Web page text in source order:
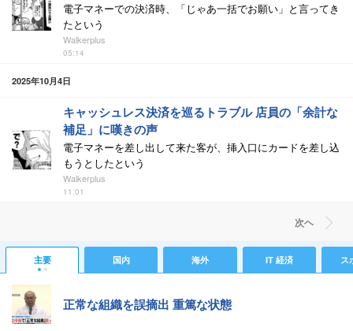
電子マネーでの決済時、「じゃあ一括でお願い」と言ってき
たという
Walkerplus
05:14
2025年10月4日
キャッシュレス決済を巡るトラブル 店員の「余計な
補足」に嘆きの声
電子マネーを差し出して来た客が、挿入口にカードを差し込
もうとしたという
Walkerplus
11:01
次ヘ
主要 国内 海外 IT 経済 ス
正常な組織を誤摘出 重篤な状態